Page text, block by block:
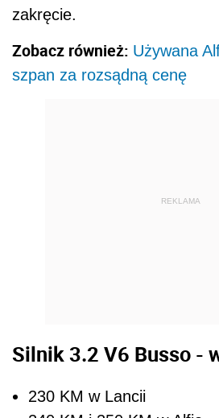
zakręcie.
Zobacz również: Używana
szpan za rozsądną cenę
REKLAMA
Silnik 3.2 V6 Busso -
230 KM w Lancii